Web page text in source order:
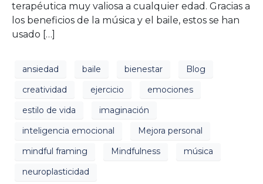
terapéutica muy valiosa a cualquier edad. Gracias a
los beneficios de la música y el baile, estos se han
usado […]
ansiedad baile bienestar
Blog
creatividad
ejercicio
emociones
estilo de vida
imaginación
inteligencia emocional
Mejora personal
mindful framing
Mindfulness
música
neuroplasticidad